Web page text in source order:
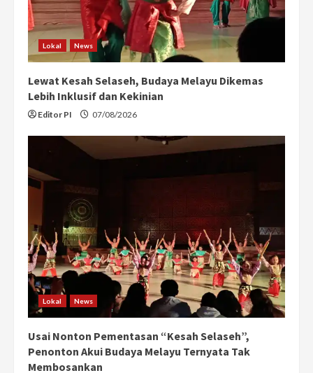
Lokal News
Lewat Kesah Selaseh, Budaya Melayu Dikemas
Lebih Inklusif dan Kekinian
Editor PI 07/08/2026
Lokal News
Usai Nonton Pementasan “Kesah Selaseh”,
Penonton Akui Budaya Melayu Ternyata Tak
Membosankan